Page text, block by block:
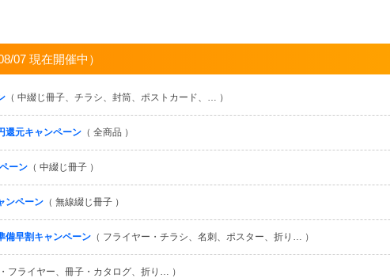
07 現在開催中）
（ 中綴じ冊子、チラシ、封筒、ポストカード、… ）
還元キャンペーン （ 全商品 ）
ーン （ 中綴じ冊子 ）
ンペーン （ 無線綴じ冊子 ）
備早割キャンペーン （ フライヤー・チラシ、名刺、ポスター、折り… ）
・フライヤー、冊子・カタログ、折り… ）